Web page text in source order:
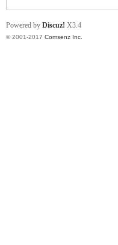
z!
Powered by Discuz! X3.4
© 2001-2017 Comsenz Inc.